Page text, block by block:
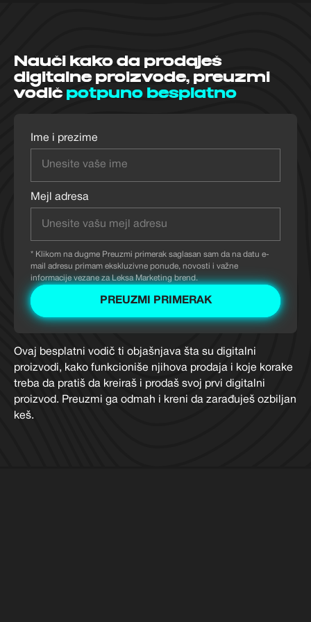
Nauči kako da prodaješ
digitalne proizvode, preuzmi
vodičpotpuno besplatno
Ime i prezime
Mejl adresa
* Klikom na dugme Preuzmi primerak saglasan sam da na datu e-
mail adresu primam ekskluzivne ponude, novosti i važne
informacije vezane za Leksa Marketing brend.
Ovaj besplatni vodič ti objašnjava šta su digitalni
proizvodi, kako funkcioniše njihova prodaja i koje korake
treba da pratiš da kreiraš i prodaš svoj prvi digitalni
proizvod. Preuzmi ga odmah i kreni da zarađuješ ozbiljan
keš.